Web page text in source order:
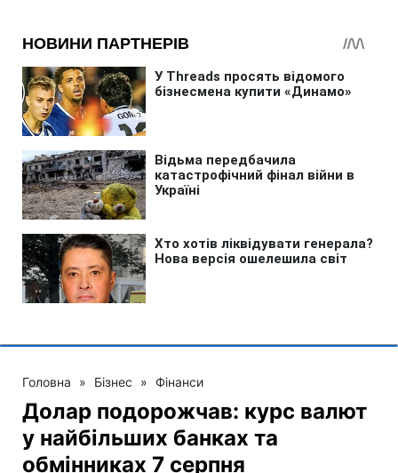
Головна » Бізнес » Фінанси
Долар подорожчав: курс валют
у найбільших банках та
обмінниках 7 серпня